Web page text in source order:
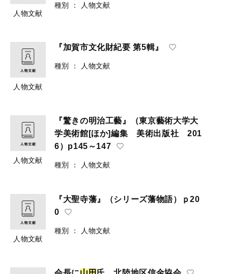
人物文献
種別 ： 人物文献
人物文献
『加賀市文化財紀要 第5輯』
種別 ： 人物文献
人物文献
『驚きの明治工藝』（東京藝術大学大
学美術館[ほか]編集 美術出版社 201
6）p145～147
種別 ： 人物文献
人物文献
『大聖寺藩』（シリーズ藩物語）ｐ20
0
種別 ： 人物文献